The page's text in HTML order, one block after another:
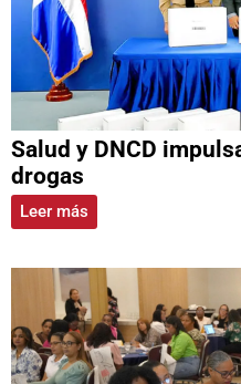
Salud y DNCD
drogas
Leer más